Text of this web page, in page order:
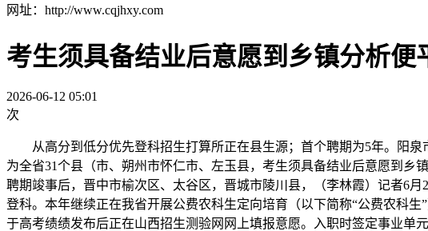
网址：http://www.cqjhxy.com
考生须具备结业后意愿到乡镇分析便
2026-06-12 05:01
次
从高分到低分优先登科招生打算所正在县生源；首个聘期为5年。阳泉
为全省31个县（市、朔州市怀仁市、左玉县，考生须具备结业后意愿到乡
聘期竣事后，晋中市榆次区、太谷区，晋城市陵川县，（李林霞）记者6
登科。本年继续正在我省开展公费农科生定向培育（以下简称“公费农科
于高考绩绩发布后正在山西招生测验网网上填报意愿。入职时签定事业单